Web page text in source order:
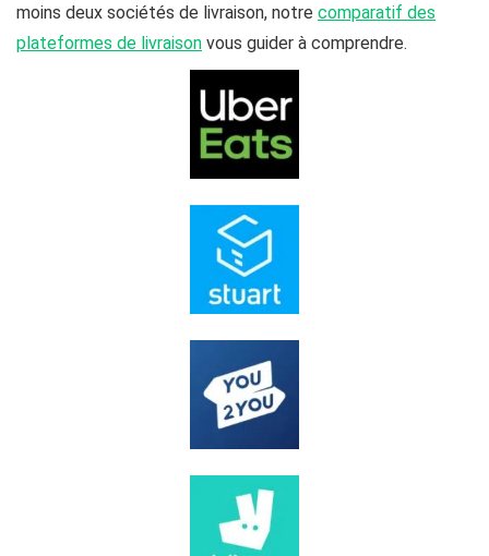
moins deux sociétés de livraison, notre comparatif des
plateformes de livraison vous guider à comprendre.